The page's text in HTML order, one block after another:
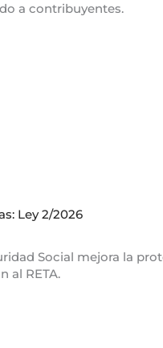
a contribuyentes.
Ley 2/2026
Social mejora la
al RETA.